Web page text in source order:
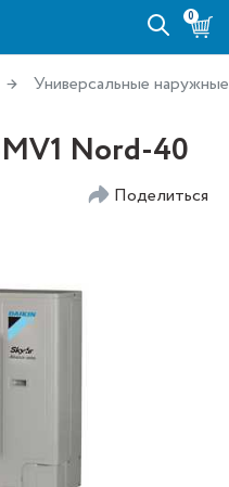
0
Универсальные
Nord-40
Поделиться